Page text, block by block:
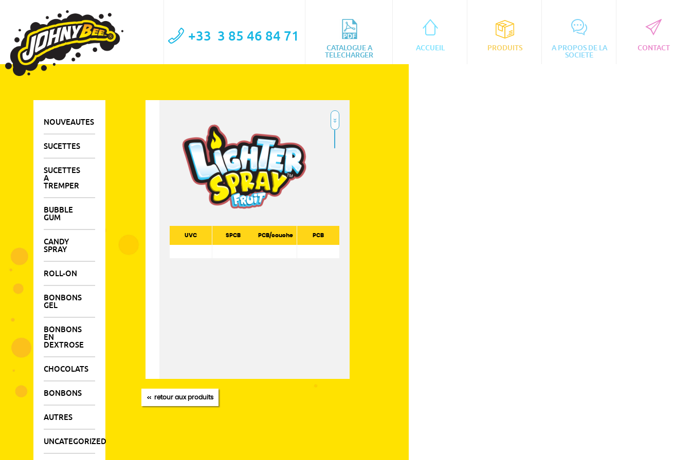
CATALOGUE A
TELECHARGER
ACCUEIL PRODUITS
A PROPOS DE LA
SOCIETE
CONTACT
+33 3 85 46 84 71
NOUVEAUTES
SUCETTES
SUCETTES
A
TREMPER
BUBBLE
GUM
CANDY
SPRAY
ROLL-ON
BONBONS
GEL
BONBONS
EN
DEXTROSE
CHOCOLATS
BONBONS
AUTRES
UNCATEGORIZED
UVC SPCB PCB/couche PCB
retour aux produits